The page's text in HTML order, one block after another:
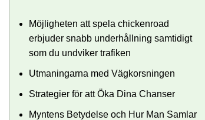
Möjligheten att spela chickenroad
erbjuder snabb underhållning samtidigt
som du undviker trafiken
Utmaningarna med Vägkorsningen
Strategier för att Öka Dina Chanser
Myntens Betydelse och Hur Man Samlar